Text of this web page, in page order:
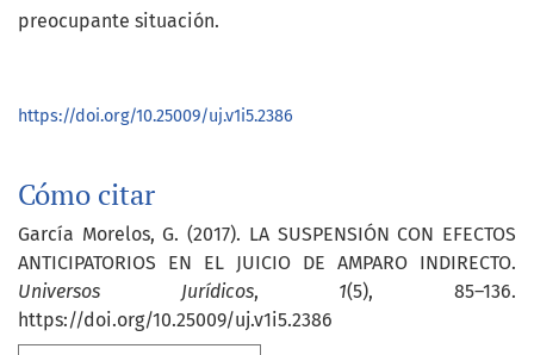
Cómo citar
García Morelos, G. (2017). LA SUSPENSIÓN CON EFECTOS
ANTICIPATORIOS EN EL JUICIO DE AMPARO INDIRECTO.
Universos Jurídicos, 1(5), 85–136.
https://doi.org/10.25009/uj.v1i5.2386
preocupante situación.
https://doi.org/10.25009/uj.v1i5.2386